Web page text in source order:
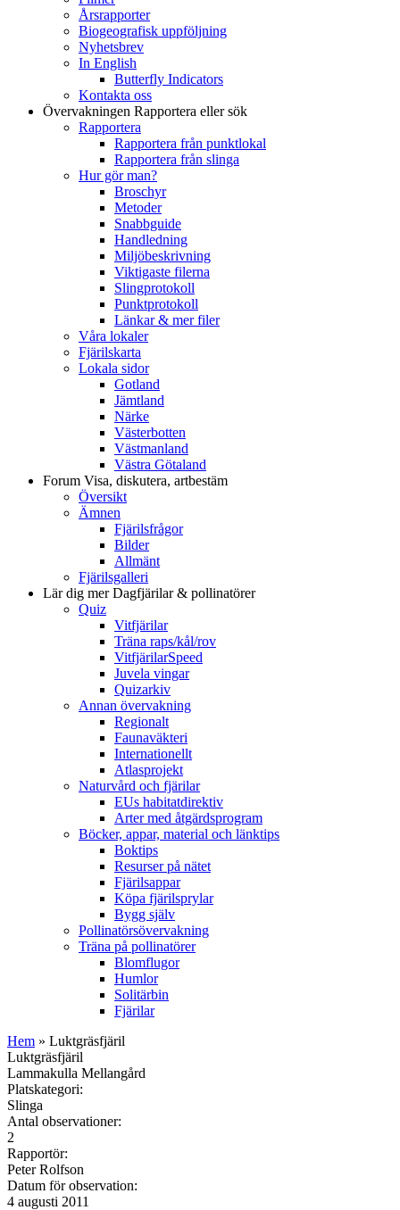
Årsrapporter
Biogeografisk uppföljning
Nyhetsbrev
In English
Butterfly Indicators
Kontakta oss
Övervakningen Rapportera eller sök
Rapportera
Rapportera från punktlokal
Rapportera från slinga
Hur gör man?
Broschyr
Metoder
Snabbguide
Handledning
Miljöbeskrivning
Viktigaste filerna
Slingprotokoll
Punktprotokoll
Länkar & mer filer
Våra lokaler
Fjärilskarta
Lokala sidor
Gotland
Jämtland
Närke
Västerbotten
Västmanland
Västra Götaland
Forum Visa, diskutera, artbestäm
Översikt
Ämnen
Fjärilsfrågor
Bilder
Allmänt
Fjärilsgalleri
Lär dig merDagfjärilar & pollinatörer
Quiz
Vitfjärilar
Träna raps/kål/rov
VitfjärilarSpeed
Juvela vingar
Quizarkiv
Annan övervakning
Regionalt
Faunaväkteri
Internationellt
Atlasprojekt
Naturvård och fjärilar
EUs habitatdirektiv
Arter med åtgärdsprogram
Böcker, appar, material och länktips
Boktips
Resurser på nätet
Fjärilsappar
Köpa fjärilsprylar
Bygg själv
Pollinatörsövervakning
Träna på pollinatörer
Blomflugor
Humlor
Solitärbin
Fjärilar
Hem » Luktgräsfjäril
Luktgräsfjäril
Lammakulla Mellangård
Platskategori:
Slinga
Antal observationer:
2
Rapportör:
Peter Rolfson
Datum för observation:
4 augusti 2011